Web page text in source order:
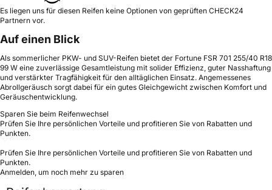
Es liegen uns für diesen Reifen keine Optionen von geprüften CHECK24
Partnern vor.
Auf einen Blick
Als sommerlicher PKW- und SUV-Reifen bietet der Fortune FSR 701 255/40 R18
99 W eine zuverlässige Gesamtleistung mit solider Effizienz, guter Nasshaftung
und verstärkter Tragfähigkeit für den alltäglichen Einsatz. Angemessenes
Abrollgeräusch sorgt dabei für ein gutes Gleichgewicht zwischen Komfort und
Geräuschentwicklung.
Sparen Sie beim Reifenwechsel
Prüfen Sie Ihre persönlichen Vorteile und profitieren Sie von Rabatten und
Punkten.
Prüfen Sie Ihre persönlichen Vorteile und profitieren Sie von Rabatten und
Punkten.
Anmelden, um noch mehr zu sparen